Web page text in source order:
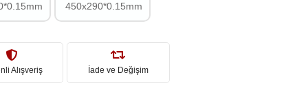
450x290*0.15mm
Alışveriş İade ve Değişim